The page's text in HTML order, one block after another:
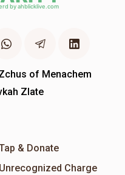
of Menachem
Zlate
& Donate
Unrecognized Charge